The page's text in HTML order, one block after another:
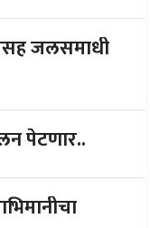
पेटणार..